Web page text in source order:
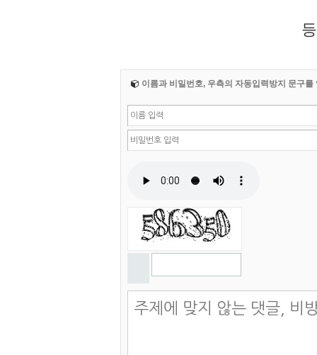
이름과 비밀번호, 우측의 자동입력방지 문구를